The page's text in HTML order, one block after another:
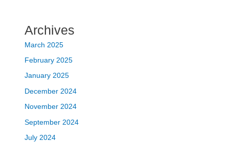
Archives
March 2025
February 2025
January 2025
December 2024
November 2024
September 2024
July 2024